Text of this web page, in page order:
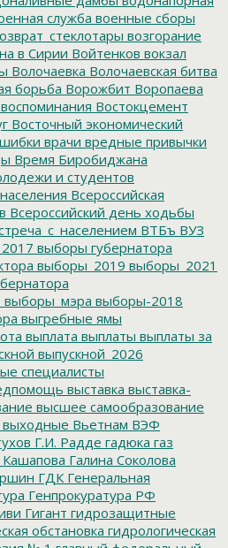
служба военные сборы
возгорание
в Сирии Войтенков вокзал
Волочаевка Волочаевская битва
борьба Ворожбит Воропаева
воспоминания Востокцемент
Восточный экономический
врачи вредные привычки
Время Биробиджана
и студентов
Всероссийская
Всероссийский день ходьбы
ВТБъ ВУЗ
выборы губернатора
выборы_2019 выборы_2021
выборы_мэра выборы-2018
выгребные ямы
выплата выплаты выплаты за
выпускной_2026
специалисты
выставка выставка-
высшее самообразование
выходные Вьетнам ВЭФ
Г.И. Радде гадюка газ
Кашапова Галина Соколова
ГДК Генеральная
Генпрокуратура РФ
Гигант гидрозащитные
обстановка гидрологическая